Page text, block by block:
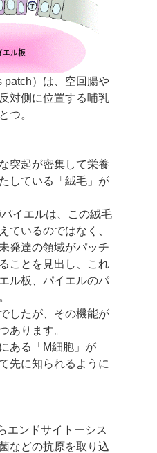
）は、空回腸や
対側に位置する哺乳
つ。
突起が密集して栄養
している
「絨毛」が
イエルは、この絨毛
ているのではなく、
発達の領域がパッチ
ことを見出し、
これ
ル板、パイエルのパ
したが、その機能が
あります。
ある「M細胞」が
先に知られるように
エンドサイトーシス
などの抗原を取り込